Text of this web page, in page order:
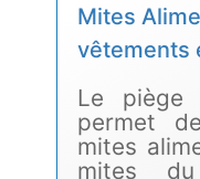
Mites
vêtements
Le piège
permet
mites
mites